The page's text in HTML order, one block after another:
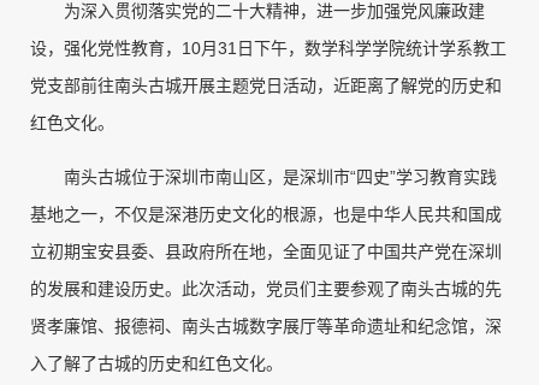
为深入贯彻落实党的二十大精神，进一步加强党风廉政建
设，强化党性教育，10月31日下午，数学科学学院统计学系教工
党支部前往南头古城开展主题党日活动，近距离了解党的历史和
红色文化。
南头古城位于深圳市南山区，是深圳市“四史”学习教育实践
基地之一，不仅是深港历史文化的根源，也是中华人民共和国成
立初期宝安县委、县政府所在地，全面见证了中国共产党在深圳
的发展和建设历史。此次活动，党员们主要参观了南头古城的先
贤孝廉馆、报德祠、南头古城数字展厅等革命遗址和纪念馆，深
入了解了古城的历史和红色文化。